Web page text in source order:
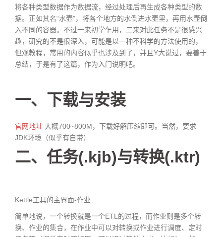
将各种类型数据作为数据流，经过处理后再生成各种类型的数
据。正如其名“水壶”，将各个地方的水倒进水壶里，再用水壶倒
入不同的容器。不过一来初学乍用，二来对此任务不是很感兴
趣，研究的不是很深入，可能是以一种不科学的方法使用的，
但观教程，常用的内容似乎也涉及到了，并且Y大说过，要善于
总结，于是有了这篇，作为入门说明吧。
一、下载与安装
官网地址 大概700~800M，下载好解压缩即可。当然，要求
JDK环境（似乎有自带）
二、任务(.kjb)与转换(.ktr)
Kettle工具的主界面-作业
简单地说，一个转换就是一个ETL的过程，而作业则是多个转
换、作业的集合，在作业中可以对转换或作业进行调度、定时